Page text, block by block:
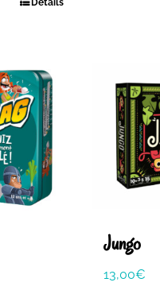
Détails
Jungo
13,00€